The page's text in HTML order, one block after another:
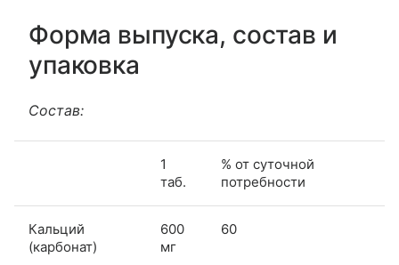
Форма выпуска, состав и
упаковка
Состав:
1
таб.
% от суточной
потребности
Кальций
(карбонат)
600
мг
60